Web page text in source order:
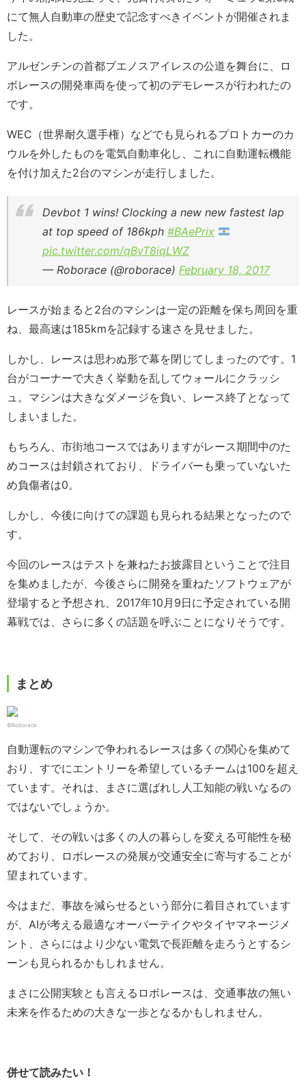
にて無人自動車の歴史で記念すべきイベントが開催されま
した。
アルゼンチンの首都ブエノスアイレスの公道を舞台に、ロ
ボレースの開発車両を使って初のデモレースが行われたの
です。
WEC（世界耐久選手権）などでも見られるプロトカーのカ
ウルを外したものを電気自動車化し、これに自動運転機能
を付け加えた2台のマシンが走行しました。
Devbot 1 wins! Clocking a new new fastest lap
at top speed of 186kph #BAePrix
pic.twitter.com/qBvT8iqLWZ
— Roborace (@roborace) February 18, 2017
レースが始まると2台のマシンは一定の距離を保ち周回を重
ね、最高速は185kmを記録する速さを見せました。
しかし、レースは思わぬ形で幕を閉じてしまったのです。1
台がコーナーで大きく挙動を乱してウォールにクラッシ
ュ。マシンは大きなダメージを負い、レース終了となって
しまいました。
もちろん、市街地コースではありますがレース期間中のた
めコースは封鎖されており、ドライバーも乗っていないた
め負傷者は0。
しかし、今後に向けての課題も見られる結果となったので
す。
今回のレースはテストを兼ねたお披露目ということで注目
を集めましたが、今後さらに開発を重ねたソフトウェアが
登場すると予想され、2017年10月9日に予定されている開
幕戦では、さらに多くの話題を呼ぶことになりそうです。
まとめ
©Roborace
自動運転のマシンで争われるレースは多くの関心を集めて
おり、すでにエントリーを希望しているチームは100を超え
ています。それは、まさに選ばれし人工知能の戦いなるの
ではないでしょうか。
そして、その戦いは多くの人の暮らしを変える可能性を秘
めており、ロボレースの発展が交通安全に寄与することが
望まれています。
今はまだ、事故を減らせるという部分に着目されています
が、AIが考える最適なオーバーテイクやタイヤマネージメ
ント、さらにはより少ない電気で長距離を走ろうとするシ
ーンも見られるかもしれません。
まさに公開実験とも言えるロボレースは、交通事故の無い
未来を作るための大きな一歩となるかもしれません。
併せて読みたい！